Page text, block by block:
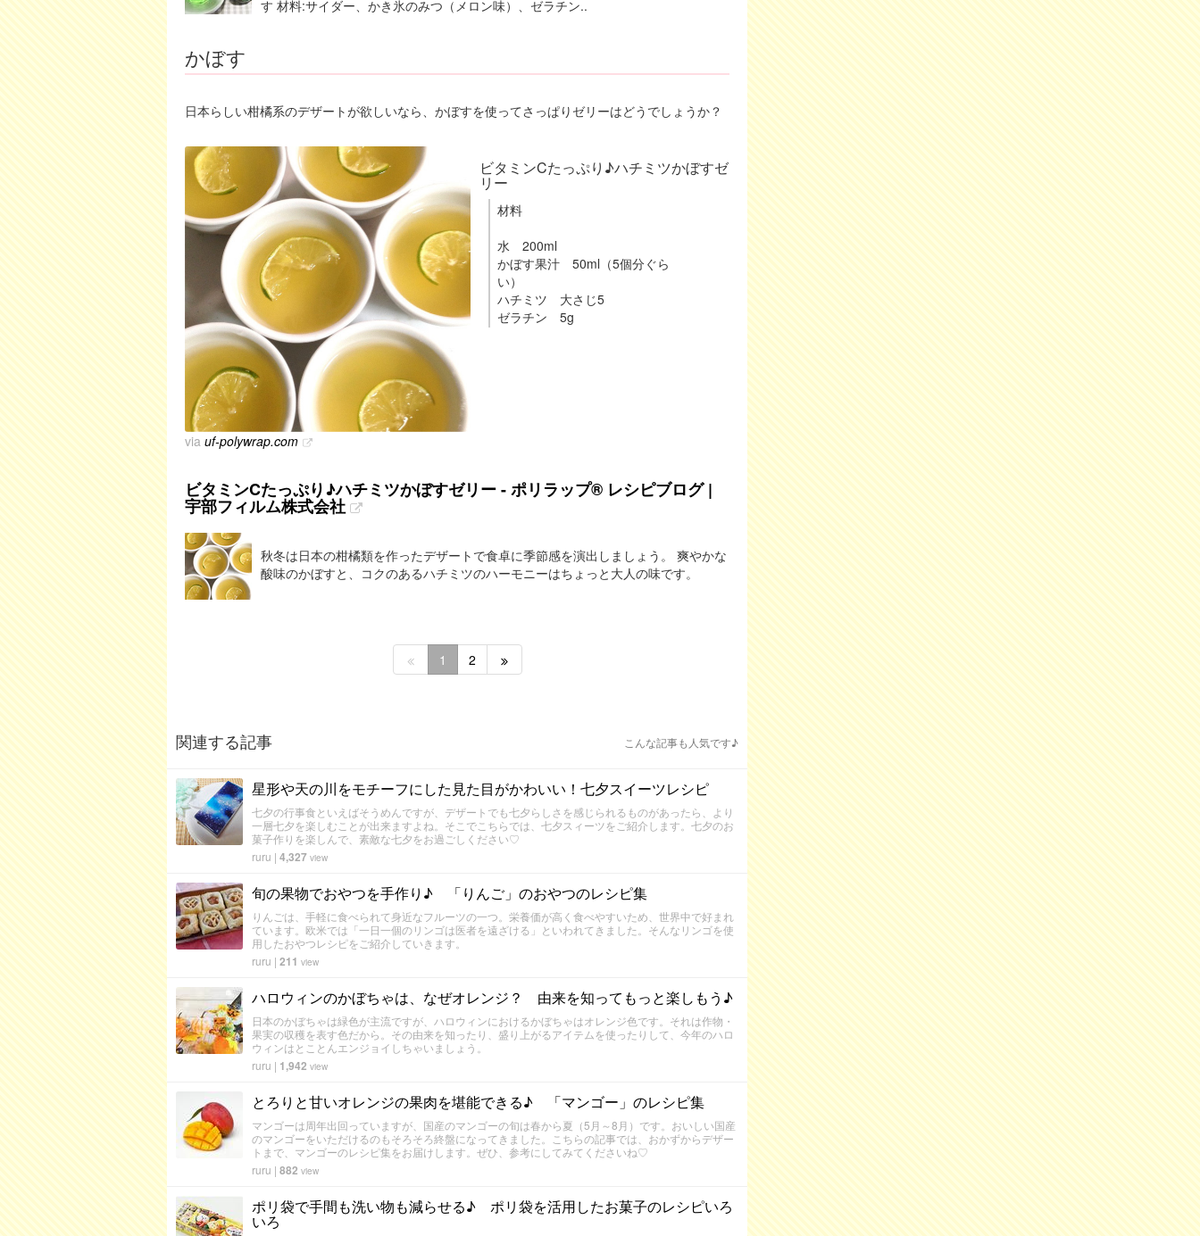
す 材料:サイダー、かき氷のみつ（メロン味）、ゼラチン..
かぼす
日本らしい柑橘系のデザートが欲しいなら、かぼすを使ってさっぱりゼリーはどうでしょうか？
ビタミンCたっぷり♪ハチミツかぼすゼ
リー
材料
水 200ml
かぼす果汁 50ml（5個分ぐら
い）
ハチミツ 大さじ5
ゼラチン 5g
via uf-polywrap.com
ビタミンCたっぷり♪ハチミツかぼすゼリー - ポリラップ® レシピブログ |
宇部フィルム株式会社
秋冬は日本の柑橘類を作ったデザートで食卓に季節感を演出しましょう。 爽やかな
酸味のかぼすと、コクのあるハチミツのハーモニーはちょっと大人の味です。
1 2
関連する記事 こんな記事も人気です♪
星形や天の川をモチーフにした見た目がかわいい！七夕スイーツレシピ
七夕の行事食といえばそうめんですが、デザートでも七夕らしさを感じられるものがあったら、より
一層七夕を楽しむことが出来ますよね。そこでこちらでは、七夕スィーツをご紹介します。七夕のお
菓子作りを楽しんで、素敵な七夕をお過ごしください♡
ruru | 4,327 view
旬の果物でおやつを手作り♪ 「りんご」のおやつのレシピ集
りんごは、手軽に食べられて身近なフルーツの一つ。栄養価が高く食べやすいため、世界中で好まれ
ています。欧米では「一日一個のリンゴは医者を遠ざける」といわれてきました。そんなリンゴを使
用したおやつレシピをご紹介していきます。
ruru | 211 view
ハロウィンのかぼちゃは、なぜオレンジ？ 由来を知ってもっと楽しもう♪
日本のかぼちゃは緑色が主流ですが、ハロウィンにおけるかぼちゃはオレンジ色です。それは作物・
果実の収穫を表す色だから。その由来を知ったり、盛り上がるアイテムを使ったりして、今年のハロ
ウィンはとことんエンジョイしちゃいましょう。
ruru | 1,942 view
とろりと甘いオレンジの果肉を堪能できる♪ 「マンゴー」のレシピ集
マンゴーは周年出回っていますが、国産のマンゴーの旬は春から夏（5月～8月）です。おいしい国産
のマンゴーをいただけるのもそろそろ終盤になってきました。こちらの記事では、おかずからデザー
トまで、マンゴーのレシピ集をお届けします。ぜひ、参考にしてみてくださいね♡
ruru | 882 view
ポリ袋で手間も洗い物も減らせる♪ ポリ袋を活用したお菓子のレシピいろ
いろ